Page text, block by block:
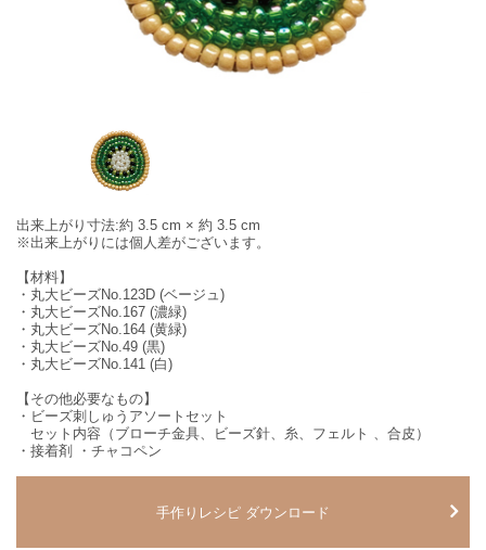
出来上がり寸法:約 3.5 cm × 約 3.5 cm
※出来上がりには個人差がございます。
【材料】
・丸大ビーズNo.123D (ベージュ)
・丸大ビーズNo.167 (濃緑)
・丸大ビーズNo.164 (黄緑)
・丸大ビーズNo.49 (黒)
・丸大ビーズNo.141 (白)
【その他必要なもの】
・ビーズ刺しゅうアソートセット
セット内容（ブローチ金具、ビーズ針、糸、フェルト 、合皮）
・接着剤 ・チャコペン
手作りレシピ ダウンロード